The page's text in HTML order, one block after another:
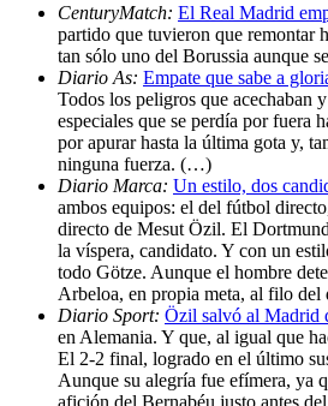
CenturyMatch: El Real Madrid
partido que tuvieron que remontar
tan sólo uno del Borussia aunque
Diario As: Empate que sabe a
Todos los peligros que acechaban
especiales que se perdía por fuera
por apurar hasta la última gota y,
ninguna fuerza. (…)
Diario Marca: Un estilo, dos
ambos equipos: el del fútbol
directo de Mesut Özil. El
la víspera, candidato. Y con un
todo Götze. Aunque el hombre
Arbeloa, en propia meta, al filo
Diario Sport: Özil salvó al Madrid
en Alemania. Y que, al igual que
El 2-2 final, logrado en el último
Aunque su alegría fue efímera, ya
afición del Bernabéu justo antes